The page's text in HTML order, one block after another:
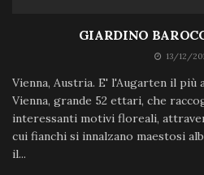
GIARDINO
13/12/
Vienna, Austria. E' l'Augarten il
Vienna, grande 52 ettari, che
interessanti motivi floreali,
cui fianchi si innalzano maestosi
il...